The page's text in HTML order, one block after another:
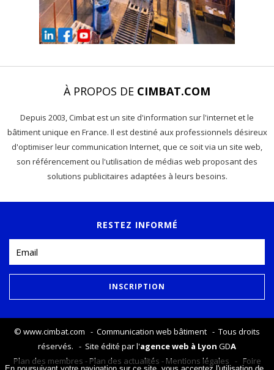
À PROPOS DE CIMBAT.COM
Depuis 2003, Cimbat est un site d'information sur l'internet et le
bâtiment unique en France. Il est destiné aux professionnels désireux
d'optimiser leur communication Internet, que ce soit via un site web,
son référencement ou l'utilisation de médias web proposant des
solutions publicitaires adaptées à leurs besoins.
RESTEZ INFORMÉ
© www.cimbat.com - Communication web bâtiment - Tous droits
réservés. - Site édité par l'agence web à Lyon GDA
Plan des membres -Plan des actualités -Mentions légales - Foire